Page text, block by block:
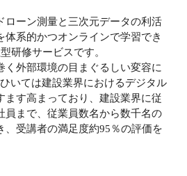
ローン測量と三次元データの利活
体系的かつオンラインで学習でき
研修サービスです。
く外部環境の目まぐるしい変容に
いては建設業界におけるデジタル
ます高まっており、建設業界に従
員まで、従業員数名から数千名の
、受講者の満足度約95％の評価を